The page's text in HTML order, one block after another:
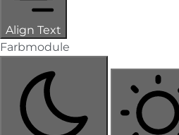
Align Text
Farbmodule